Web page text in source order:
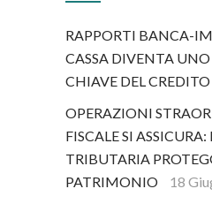
RAPPORTI BANCA-
CASSA DIVENTA
CHIAVE DEL CREDITO
OPERAZIONI
FISCALE SI
TRIBUTARIA
PATRIMONIO
18